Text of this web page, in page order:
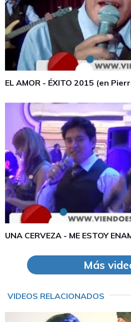
EL AMOR - ÉXITO 2015 (en
UNA CERVEZA - ME ESTOY
Más
VIDEOS RELACIONADOS